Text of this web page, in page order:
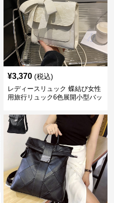
¥3,370 (税込)
レディースリュック 蝶結び女性
用旅行リュック6色展開小型バッ